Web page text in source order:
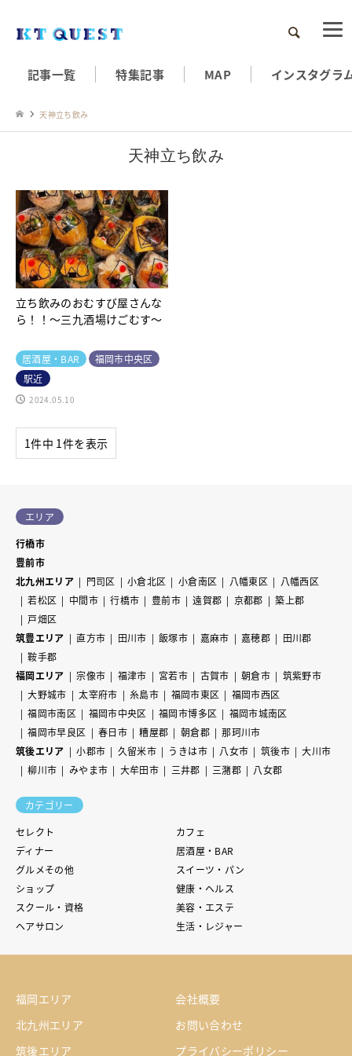
検索
記事一覧 特集記事 MAP インスタグラ
天神立ち飲み
天神立ち飲み
立ち飲みのおむすび屋さんな
ら！！～三九酒場けごむす～
居酒屋・BAR
福岡市中央区
駅近
2024.05.10
1件中 1件を表示
エリア
行橋市
豊前市
北九州エリア
門司区 小倉北区 小倉南区 八幡東区
八幡西区
若松区
中間市 行橋市 豊前市 遠賀郡 京都郡
築上郡
戸畑区
筑豊エリア
直方市 田川市 飯塚市 嘉麻市 嘉穂郡
田川郡
鞍手郡
福岡エリア
宗像市 福津市 宮若市 古賀市 朝倉市
筑紫野市
大野城市
太宰府市 糸島市 福岡市東区
福岡市西区
福岡市南区
福岡市中央区 福岡市博多区
福岡市城南区
福岡市早良区
春日市 糟屋郡 朝倉郡
那珂川市
筑後エリア
小郡市 久留米市 うきは市 八女市 筑後市
大川市
柳川市
みやま市 大牟田市 三井郡 三潴郡 八女郡
カテゴリー
セレクト
カフェ
ディナー
居酒屋・BAR
グルメその他
スイーツ・パン
ショップ
健康・ヘルス
スクール・資格
美容・エステ
ヘアサロン
生活・レジャー
福岡エリア
北九州エリア
筑後エリア
会社概要
お問い合わせ
プライバシーポリシー